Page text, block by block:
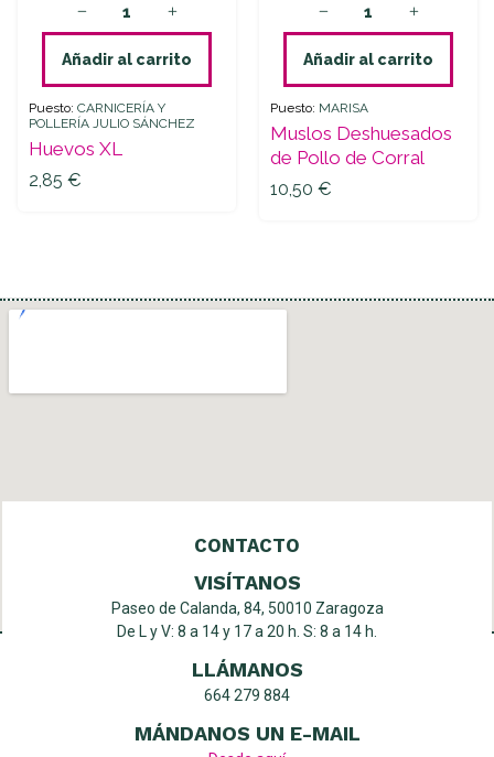
Añadir al carrito
Puesto: CARNICERÍA Y
POLLERÍA JULIO SÁNCHEZ
Huevos XL
2,85 €
Añadir al carrito
Puesto: MARISA
Muslos Deshuesados
de Pollo de Corral
10,50 €
CONTACTO
VISÍTANOS
Paseo de Calanda, 84, 50010 Zaragoza
De L y V: 8 a 14 y 17 a 20 h. S: 8 a 14 h.
LLÁMANOS
664 279 884
MÁNDANOS UN E-MAIL